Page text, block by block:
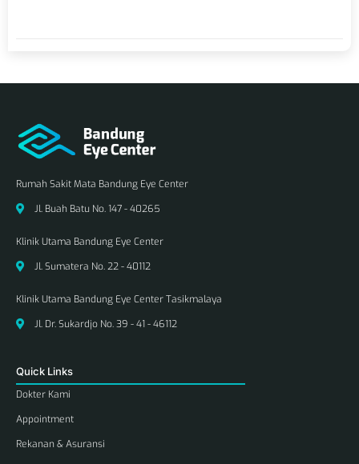
Rumah Sakit Mata Bandung Eye Center
Jl. Buah Batu No. 147 - 40265
Klinik Utama Bandung Eye Center
Jl. Sumatera No. 22 - 40112
Klinik Utama Bandung Eye Center Tasikmalaya
Jl. Dr. Sukardjo No. 39 - 41 - 46112
Quick Links
Dokter Kami
Appointment
Rekanan & Asuransi